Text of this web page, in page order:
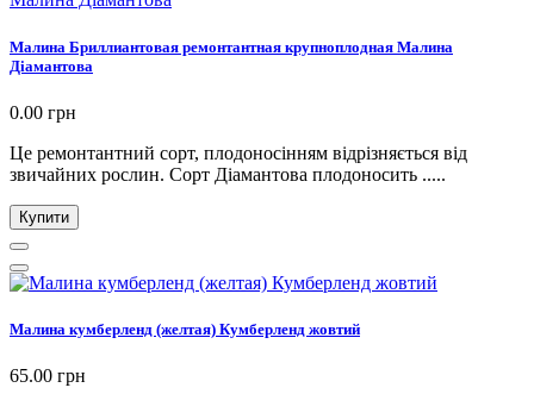
Малина Бриллиантовая ремонтантная крупноплодная Малина
Діамантова
0.00 грн
Це ремонтантний сорт, плодоносінням відрізняється від
звичайних рослин. Сорт Діамантова плодоносить .....
Купити
Малина кумберленд (желтая) Кумберленд жовтий
65.00 грн